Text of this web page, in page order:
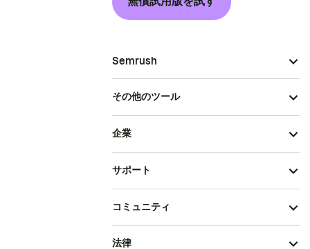
Semrush
その他のツール
企業
サポート
コミュニティ
法律